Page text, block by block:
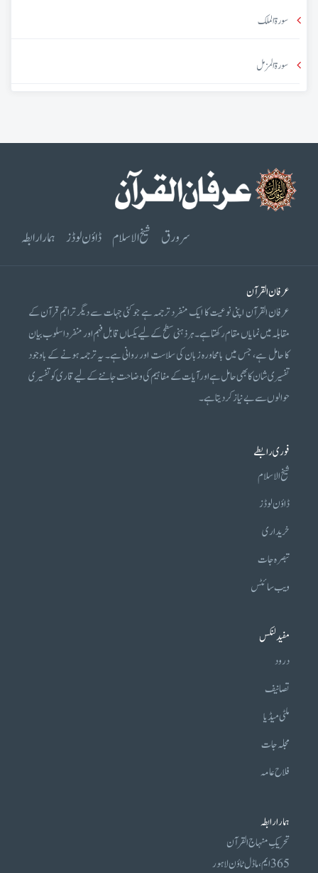
سورۃ الملک
سورۃ المزمل
سرورق شیخ الاسلام ڈاؤن لوڈز ہمارا رابطہ
عرفان القرآن
عرفان القرآن اپنی نوعیت کا ایک منفرد ترجمہ ہے جو کئی جہات سے دیگر تراجم قرآن کے
مقابلہ میں نمایاں مقام رکھتا ہے۔ ہر ذہنی سطح کے لیے یکساں قابل فہم اور منفرد اسلوب بیان
کا حامل ہے، جس میں بامحاورہ زبان کی سلاست اور روانی ہے۔ یہ ترجمہ ہونے کے باوجود
تفسیری شان کا بھی حامل ہے اور آیات کے مفاہیم کی وضاحت جاننے کے لیے قاری کو تفسیری
حوالوں سے بے نیاز کر دیتا ہے۔
فوری رابطے
شیخ الاسلام
ڈاؤن لوڈز
خریداری
تبصرہ جات
ویب سائٹس
مفید لنکس
درود
تصانیف
ملٹی میڈیا
مجلہ جات
فلاح عامہ
ہمارا رابطہ
تحریکِ منہاج القرآن
365 ایم، ماڈل ٹاؤن لاہور